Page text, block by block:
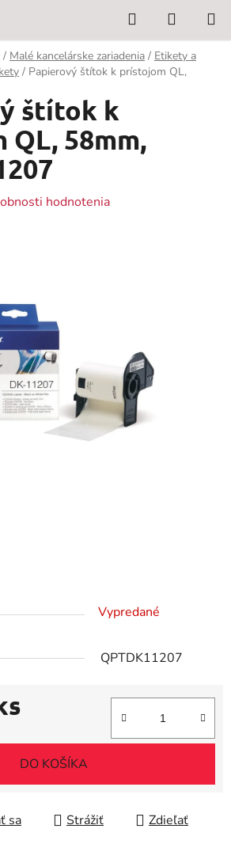
Hľadať
KOŠÍK
/ Malé kancelárske zariadenia / Etikety a
/ Papierový štítok k prístojom QL,
Vypredané
QPTDK11207
DO KOŠÍKA
sa Strážiť Zdieľať
štítok k
58mm,
hodnotenia